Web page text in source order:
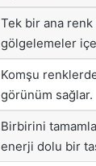
Tek bir ana renk
gölgelemeler
Komşu
görünüm sağlar.
Birbirini
enerji dolu bir